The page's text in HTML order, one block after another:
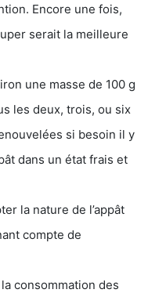
Encore une fois,
serait la meilleure
une masse de 100 g
les deux, trois, ou six
si besoin il y
dans un état frais et
la nature de l’appât
compte de
consommation des